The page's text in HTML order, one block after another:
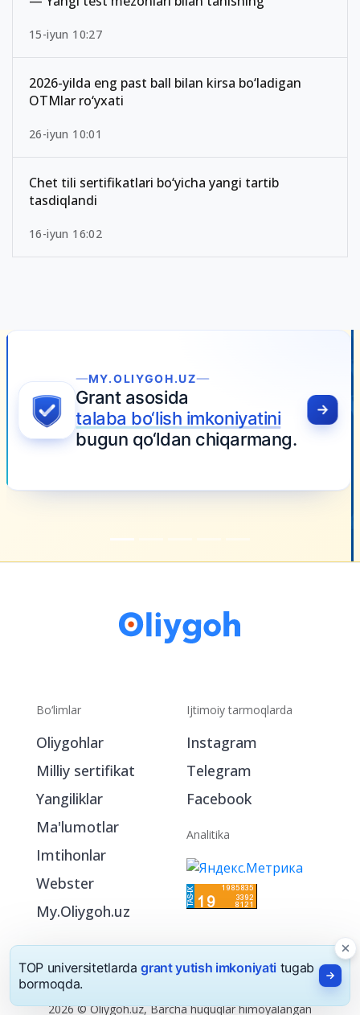
15-iyun 10:27
2026-yilda eng past ball bilan kirsa bo‘ladigan
OTMlar ro‘yxati
26-iyun 10:01
Chet tili sertifikatlari bo‘yicha yangi tartib
tasdiqlandi
16-iyun 16:02
Bo‘limlar
Oliygohlar
Milliy sertifikat
Yangiliklar
Ma'lumotlar
Imtihonlar
Webster
My.Oliygoh.uz
Ijtimoiy tarmoqlarda
Instagram
Telegram
Facebook
Analitika
2026 © Oliygoh.uz, Barcha huquqlar himoyalangan
TOP universitetlardagrant yutish imkoniyatitugab
bormoqda.